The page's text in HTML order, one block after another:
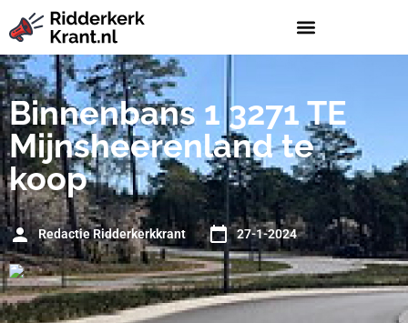
Binnenbans 1 3271 TE
Mijnsheerenland te
koop
Redactie Ridderkerkkrant 27-1-2024